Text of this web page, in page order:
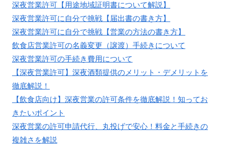
深夜営業許可【用途地域証明書について解説】
深夜営業許可に自分で挑戦【届出書の書き方】
深夜営業許可に自分で挑戦【営業の方法の書き方】
飲食店営業許可の名義変更（譲渡）手続きについて
深夜営業許可の手続き費用について
【深夜営業許可】深夜酒類提供のメリット・デメリットを
徹底解説！
【飲食店向け】深夜営業の許可条件を徹底解説！知ってお
きたいポイント
深夜営業の許可申請代行、丸投げで安心！料金と手続きの
複雑さを解説